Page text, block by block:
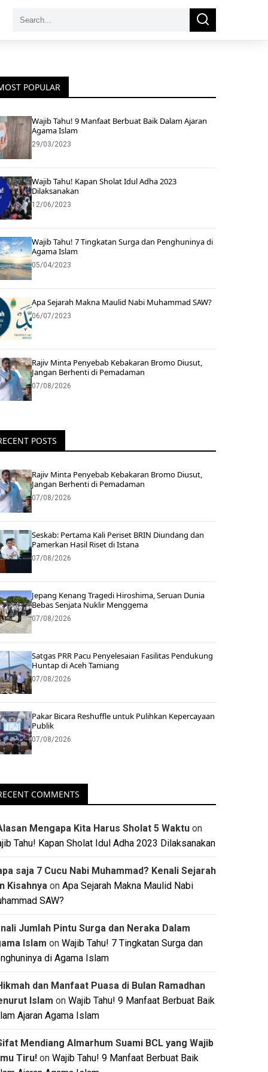
Search
Search
POPULAR
Wajib Tahu! 9 Manfaat Berbuat Baik Dalam Ajaran
Agama Islam
29/03/2023
Wajib Tahu! Kapan Sholat Idul Adha 2023
Dilaksanakan
12/06/2023
Wajib Tahu! 7 Tingkatan Surga dan Penghuninya di
Agama Islam
05/04/2023
Apa Sejarah Makna Maulid Nabi Muhammad SAW?
06/07/2023
Rajiv Minta Penyebab Kebakaran Bromo Diusut,
Jangan Berhenti di Pemadaman
07/08/2026
POSTS
Rajiv Minta Penyebab Kebakaran Bromo Diusut,
Jangan Berhenti di Pemadaman
07/08/2026
Seskab: Pertama Kali Periset BRIN Diundang dan
Pamerkan Hasil Riset di Istana
07/08/2026
Jepang Kenang Tragedi Hiroshima, Seruan Dunia
Bebas Senjata Nuklir Menggema
07/08/2026
Satgas PRR Pacu Penyelesaian Fasilitas Pendukung
Huntap di Aceh Tamiang
07/08/2026
Pakar Bicara Reshuffle untuk Pulihkan Kepercayaan
Publik
07/08/2026
COMMENTS
Mengapa Kita Harus Sholat 5 Waktu on
Tahu! Kapan Sholat Idul Adha 2023 Dilaksanakan
saja 7 Cucu Nabi Muhammad? Kenali Sejarah
Kisahnya on Apa Sejarah Makna Maulid Nabi
SAW?
Jumlah Pintu Surga dan Neraka Dalam
Islam on Wajib Tahu! 7 Tingkatan Surga dan
di Agama Islam
dan Manfaat Puasa di Bulan Ramadhan
Islam on Wajib Tahu! 9 Manfaat Berbuat Baik
Ajaran Agama Islam
Mendiang Almarhum Suami BCL yang Wajib
Tiru! on Wajib Tahu! 9 Manfaat Berbuat Baik